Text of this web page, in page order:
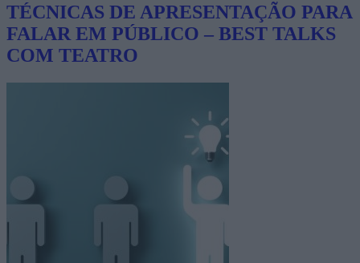
TÉCNICAS DE APRESENTAÇÃO PARA
FALAR EM PÚBLICO – BEST TALKS
COM TEATRO